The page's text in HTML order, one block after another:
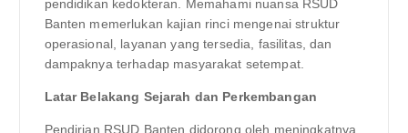
pendidikan kedokteran. Memahami nuansa RSUD
Banten memerlukan kajian rinci mengenai struktur
operasional, layanan yang tersedia, fasilitas, dan
dampaknya terhadap masyarakat setempat.
Latar Belakang Sejarah dan Perkembangan
Pendirian RSUD Banten didorong oleh meningkatnya